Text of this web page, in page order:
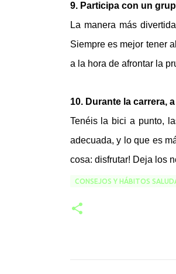
9. Participa con un
La manera más
Siempre es mejor tener
a la hora de afrontar la
10. Durante la carrera,
Tenéis la bici a punto,
adecuada, y lo que es
cosa: disfrutar! Deja los
CONSEJOS Y HÁBITOS